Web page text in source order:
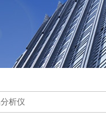
析仪